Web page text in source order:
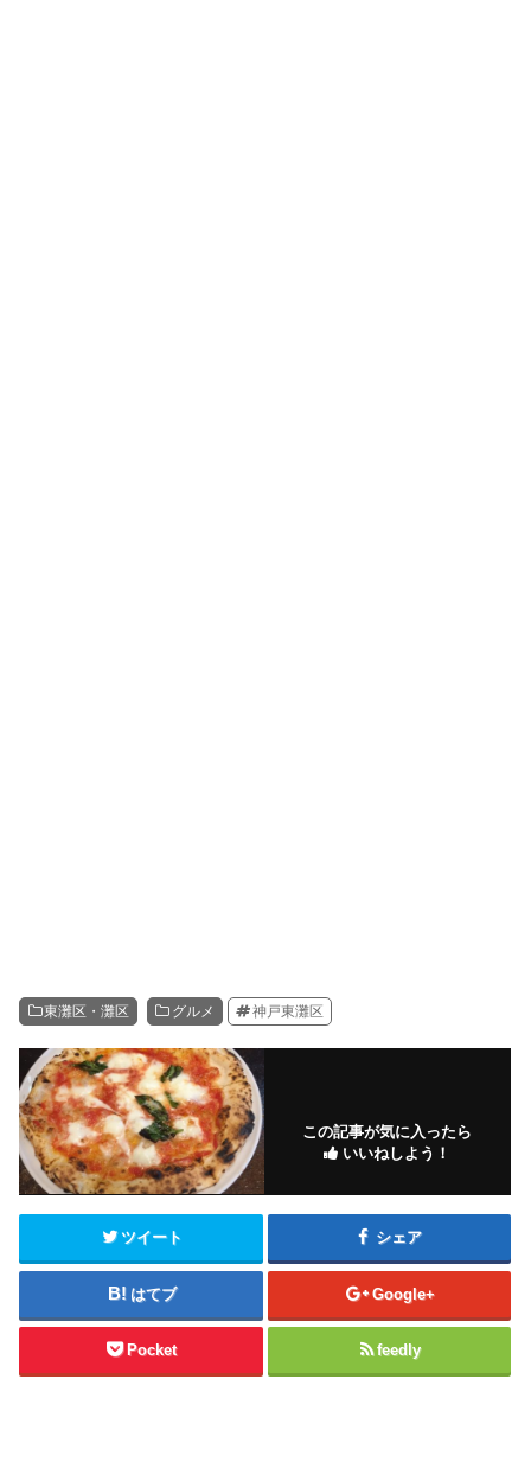
東灘区・灘区 グルメ 神戸東灘区
この記事が気に入ったら
いいねしよう！
ツイート シェア
はてブ Google+
Pocket feedly